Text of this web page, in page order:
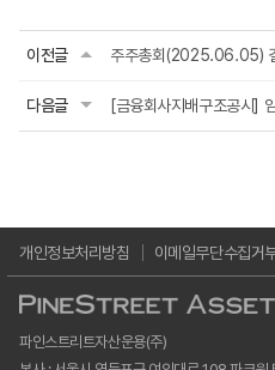
이전글 주주총회(2025.06.05)
다음글 [금융회사지배구조공시]
개인정보처리방침 이메일무단수집거
파인스트리트자산운용(주)